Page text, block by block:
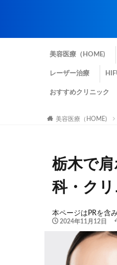
美容医療（HOME)
レーザー治療
おすすめクリニック
美容医療（HOME)
栃木で
科・ク
本ページはPRを含
2024年11月12日